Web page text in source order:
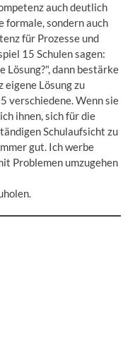
auch deutlich
formale, sondern auch
für Prozesse und
15 Schulen sagen:
Lösung?", dann bestärke
eigene Lösung zu
verschiedene. Wenn sie
ihnen, sich für die
Schulaufsicht zu
gut. Ich werbe
Problemen umzugehen